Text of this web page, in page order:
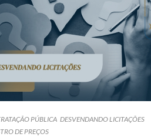
PÚBLICA DESVENDANDO LICITAÇÕES
DE PREÇOS